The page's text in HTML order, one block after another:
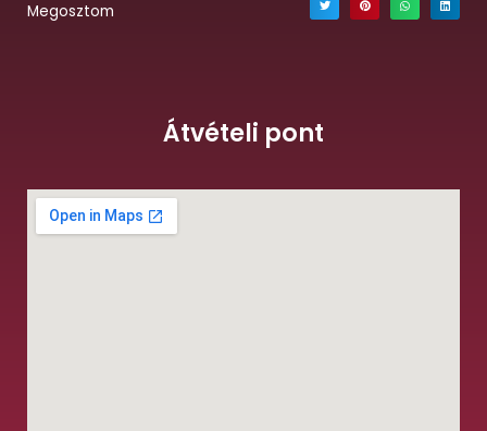
Megosztom
Átvételi pont